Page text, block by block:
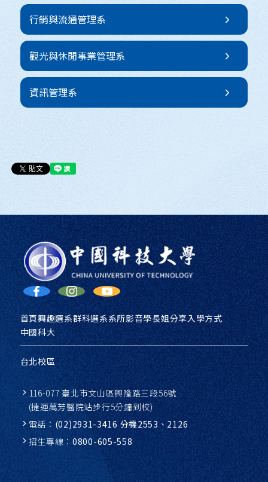
行銷與流通管理系
觀光與休閒事業管理系
資訊管理系
首頁興趣選系群科選系系所影音學長姐分享入學方式
中國科大
台北校區
116-077 臺北市文山區興隆路三段56號
(捷運萬芳醫院站步行5分鐘到校)
電話： (02)2931-3416 分機2553、2126
招生專線：0800-605-558